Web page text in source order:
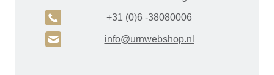
A +31 (0)6 -38080006
H info@urnwebshop.nl